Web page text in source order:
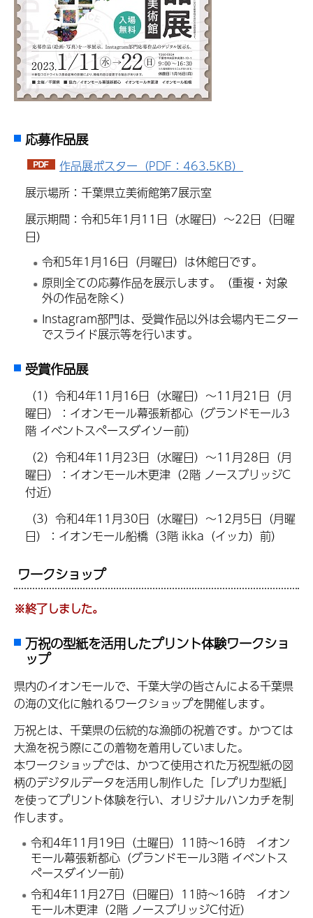
応募作品展
作品展ポスター（PDF：463.5KB）
展示場所：千葉県立美術館第7展示室
展示期間：令和5年1月11日（水曜日）～22日（日曜
日）
令和5年1月16日（月曜日）は休館日です。
原則全ての応募作品を展示します。（重複・対象
外の作品を除く）
Instagram部門は、受賞作品以外は会場内モニター
でスライド展示等を行います。
受賞作品展
（1）令和4年11月16日（水曜日）～11月21日（月
曜日）：イオンモール幕張新都心（グランドモール3
階 イベントスペースダイソー前）
（2）令和4年11月23日（水曜日）～11月28日（月
曜日）：イオンモール木更津（2階 ノースブリッジC
付近）
（3）令和4年11月30日（水曜日）～12月5日（月曜
日）：イオンモール船橋（3階 ikka（イッカ）前）
ワークショップ
※終了しました。
万祝の型紙を活用したプリント体験ワークショ
ップ
県内のイオンモールで、千葉大学の皆さんによる千葉県
の海の文化に触れるワークショップを開催します。
万祝とは、千葉県の伝統的な漁師の祝着です。かつては
大漁を祝う際にこの着物を着用していました。
本ワークショップでは、かつて使用された万祝型紙の図
柄のデジタルデータを活用し制作した「レプリカ型紙」
を使ってプリント体験を行い、オリジナルハンカチを制
作します。
令和4年11月19日（土曜日）11時～16時 イオン
モール幕張新都心（グランドモール3階 イベントス
ペースダイソー前）
令和4年11月27日（日曜日）11時～16時 イオン
モール木更津（2階 ノースブリッジC付近）